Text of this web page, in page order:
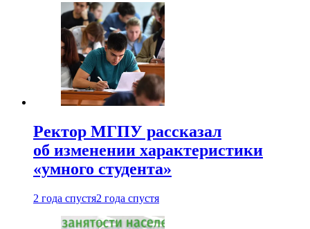
Ректор МГПУ рассказал
об изменении характеристики
«умного студента»
2 года спустя2 года спустя